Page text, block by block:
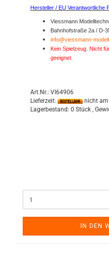
Hersteller / EU Verantwortliche
Viessmann
Bahnhofstraße 2a / D-
info@viessmann-
Kein Spielzeug. Nicht
geeignet.
Art.Nr.: VI64906
Lieferzeit:
nicht am
Lagerbestand: 0 Stück ,
IN DEN